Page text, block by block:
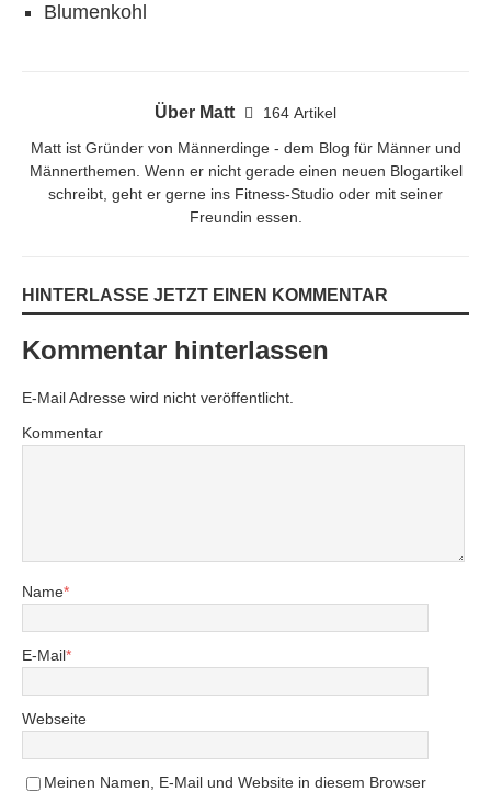
Blumenkohl
Über Matt
164 Artikel
Matt ist Gründer von Männerdinge - dem Blog für Männer und
Männerthemen. Wenn er nicht gerade einen neuen Blogartikel
schreibt, geht er gerne ins Fitness-Studio oder mit seiner
Freundin essen.
HINTERLASSE JETZT EINEN KOMMENTAR
Kommentar hinterlassen
E-Mail Adresse wird nicht veröffentlicht.
Kommentar
Name*
E-Mail*
Webseite
Meinen Namen, E-Mail und Website in diesem Browser